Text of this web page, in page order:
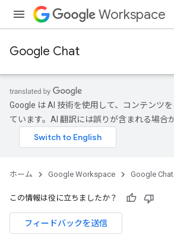
Workspace
Google Chat
Google は AI 技術を使用して、コンテンツ
ています。AI 翻訳には誤りが含まれる場合
ホーム Google Workspace Google Chat
この情報は役に立ちましたか？
フィードバックを送信